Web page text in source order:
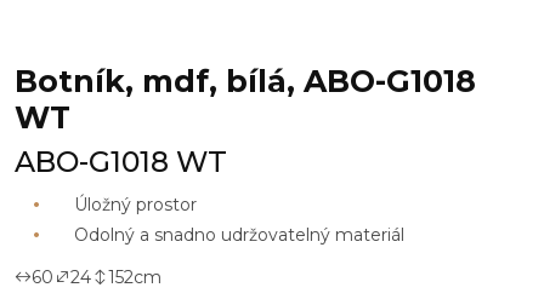
Botník, mdf, bílá, ABO-G1018
WT
ABO-G1018 WT
Úložný prostor
Odolný a snadno udržovatelný materiál
60
24 152cm